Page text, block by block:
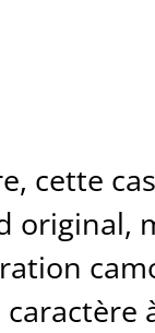
cette
original,